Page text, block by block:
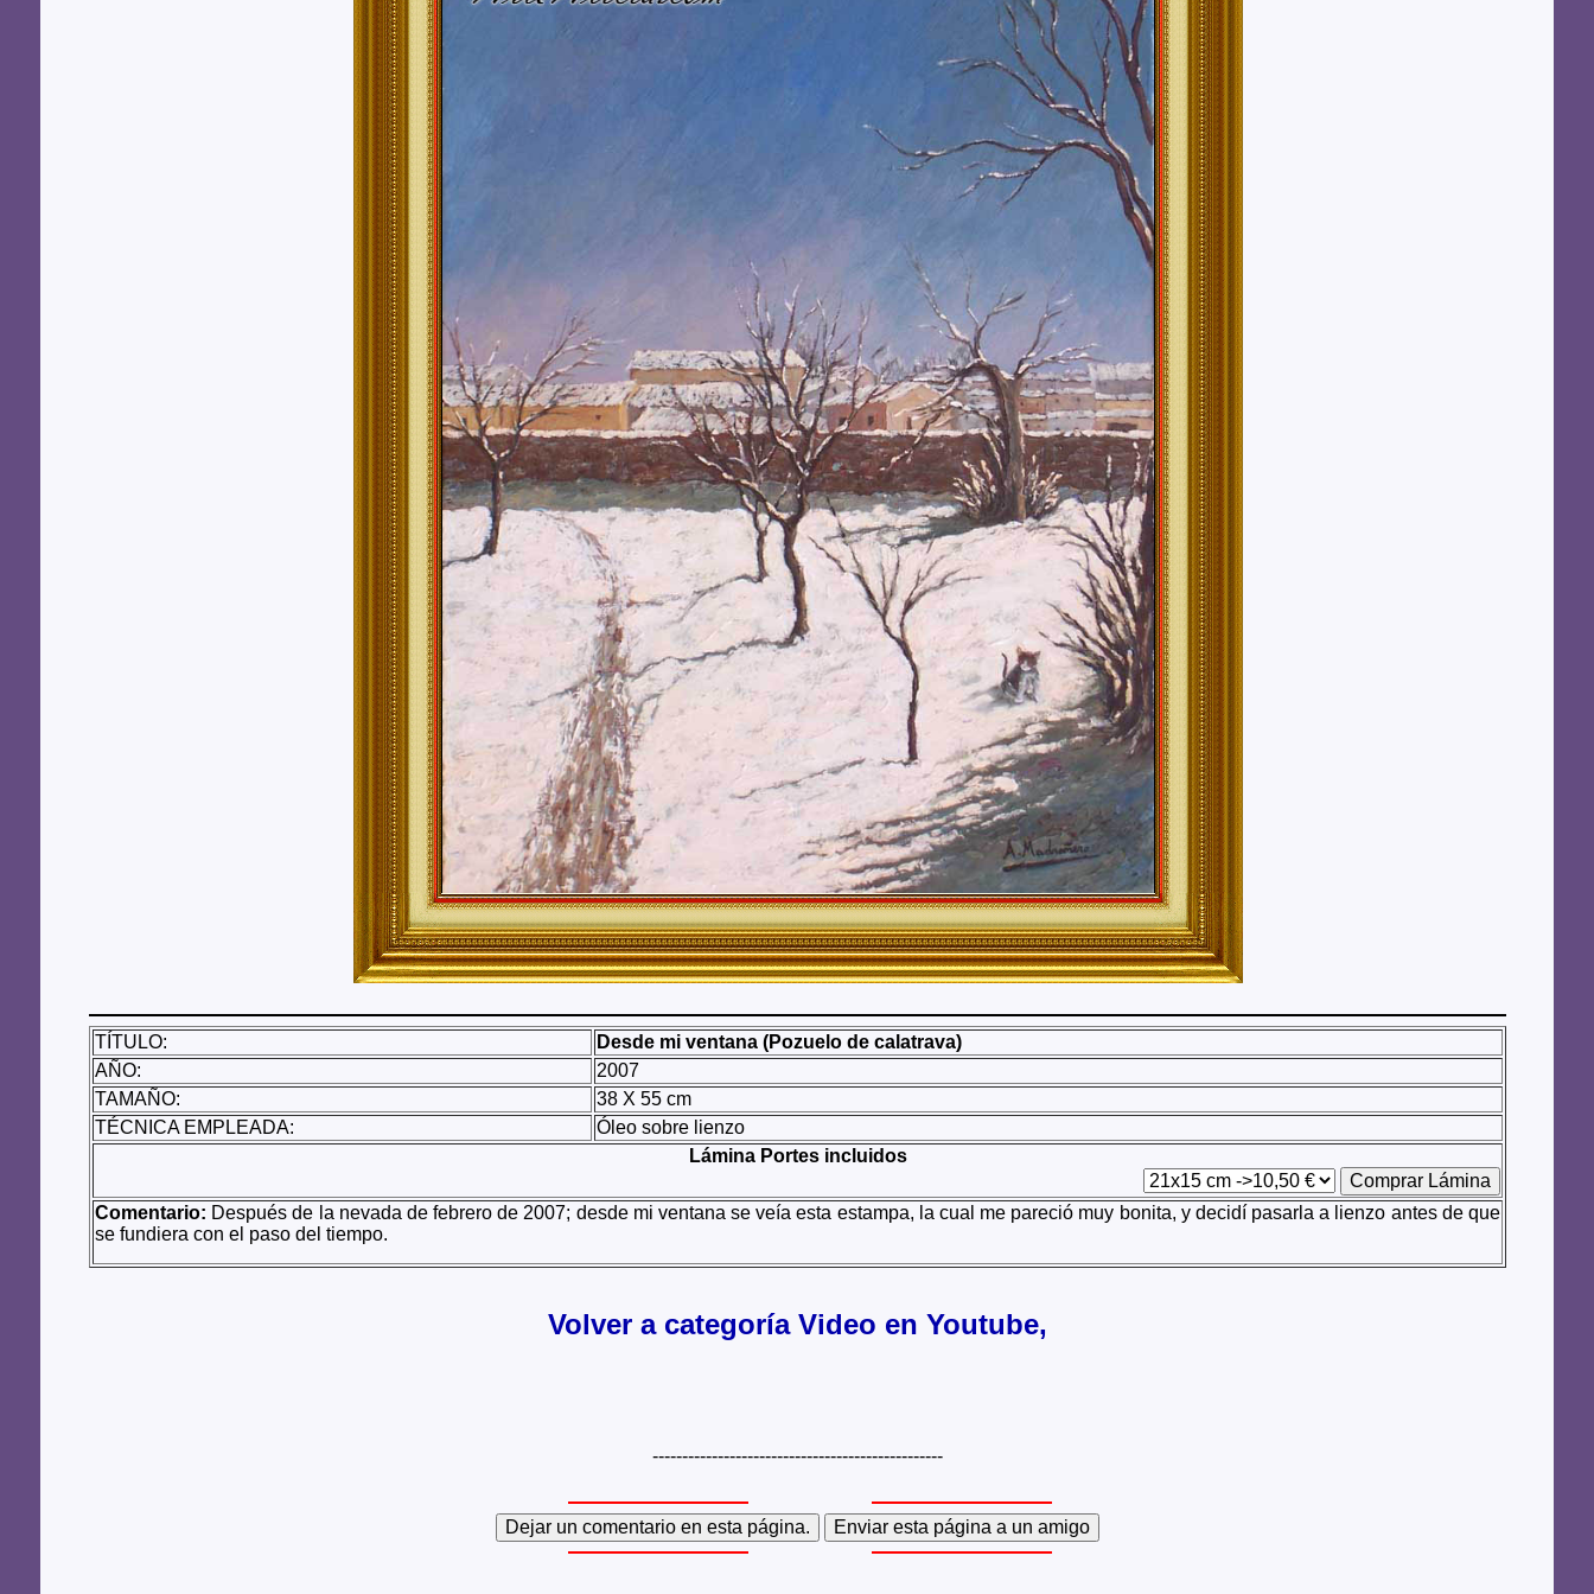
TÍTULO:
Desde mi ventana (Pozuelo de calatrava)
AÑO:
2007
TAMAÑO:
38 X 55 cm
TÉCNICA EMPLEADA:
Óleo sobre lienzo
Lámina Portes incluidos
Comentario: Después de la nevada de febrero de 2007; desde mi ventana se veía esta estampa, la cual me pareció muy bonita, y decidí pasarla a lienzo antes de que
se fundiera con el paso del tiempo.
Volver a categoría Video en Youtube,
-------------------------------------------------